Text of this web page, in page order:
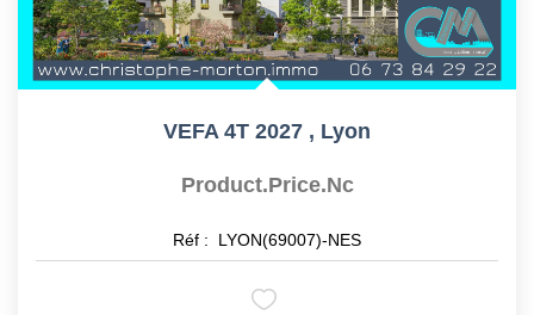
VEFA 4T 2027 , Lyon
Product.price.nc
Réf : LYON(69007)-NES